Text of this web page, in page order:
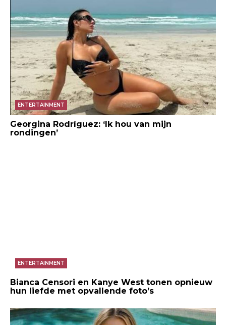
ENTERTAINMENT
Georgina Rodríguez: ‘Ik hou van mijn
rondingen’
ENTERTAINMENT
Bianca Censori en Kanye West tonen opnieuw
hun liefde met opvallende foto’s